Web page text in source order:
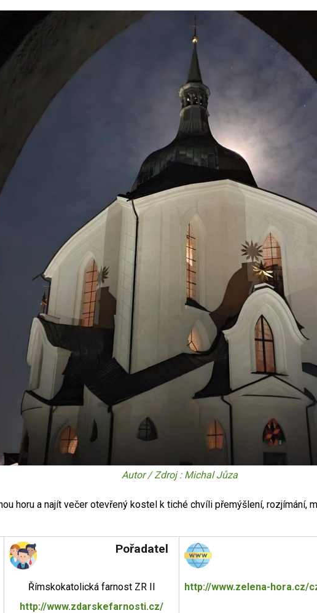
Autor / Zdroj : Michal Jůza
horu a najít večer otevřený kostel k tiché chvíli přemýšlení, rozjímání,
Pořadatel
Římskokatolická farnost ZR II
http://www.zdarskefarnosti.cz/
http://www.zelena-hora.cz/